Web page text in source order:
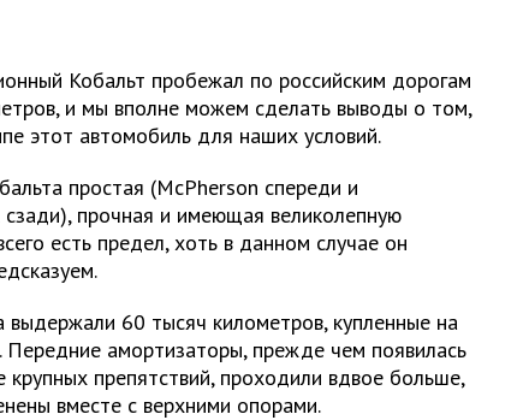
Кобальт пробежал по российским дорогам
и мы вполне можем сделать выводы о том,
этот автомобиль для наших условий.
простая (McPherson спереди и
сзади), прочная и имеющая великолепную
есть предел, хоть в данном случае он
выдержали 60 тысяч километров, купленные на
амортизаторы, прежде чем появилась
крупных препятствий, проходили вдвое больше,
вместе с верхними опорами.